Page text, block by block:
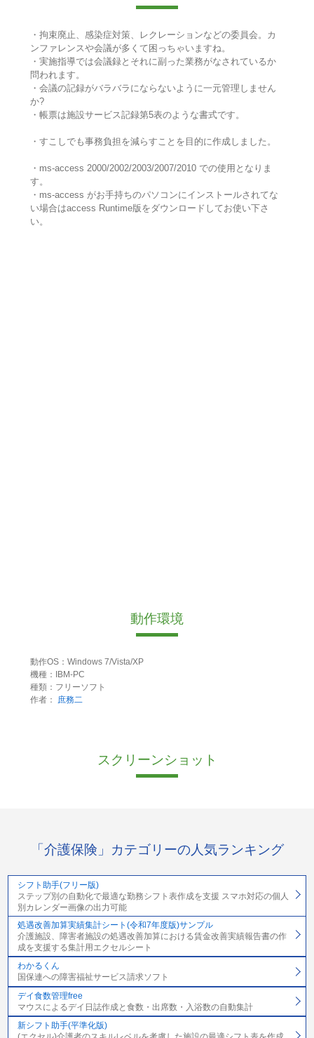
・拘束廃止、感染症対策、レクレーションなどの委員会。カ
ンファレンスや会議が多くて困っちゃいますね。
・実施指導では会議録とそれに副った業務がなされているか
問われます。
・会議の記録がバラバラにならないように一元管理しません
か?
・帳票は施設サービス記録第5表のような書式です。
・すこしでも事務負担を減らすことを目的に作成しました。
・ms-access 2000/2002/2003/2007/2010 での使用となりま
す。
・ms-access がお手持ちのパソコンにインストールされてな
い場合はaccess Runtime版をダウンロードしてお使い下さ
い。
動作環境
動作OS：Windows 7/Vista/XP
機種：IBM-PC
種類：フリーソフト
作者：
庶務二
スクリーンショット
「介護保険」カテゴリーの人気ランキング
シフト助手(フリー版)
ステップ別の自動化で最適な勤務シフト表作成を支援 スマホ対応の個人
別カレンダー画像の出力可能
処遇改善加算実績集計シート(令和7年度版)サンプル
介護施設、障害者施設の処遇改善加算における賃金改善実績報告書の作
成を支援する集計用エクセルシート
わかるくん
国保連への障害福祉サービス請求ソフト
デイ食数管理free
マウスによるデイ日誌作成と食数・出席数・入浴数の自動集計
新シフト助手(平準化版)